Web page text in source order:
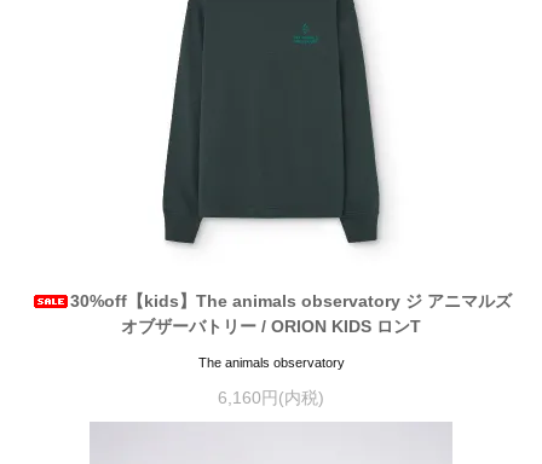
30%off【kids】The animals observatory ジ アニマルズ
オブザーバトリー / ORION KIDS ロンT
The animals observatory
6,160円(内税)